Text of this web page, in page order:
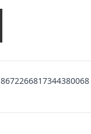
8672266817344380068